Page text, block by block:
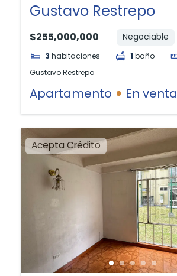
Gustavo Restrepo
$255,000,000 Negociable
3 habitaciones 1 baño
Gustavo Restrepo
Apartamento En venta
Acepta Crédito